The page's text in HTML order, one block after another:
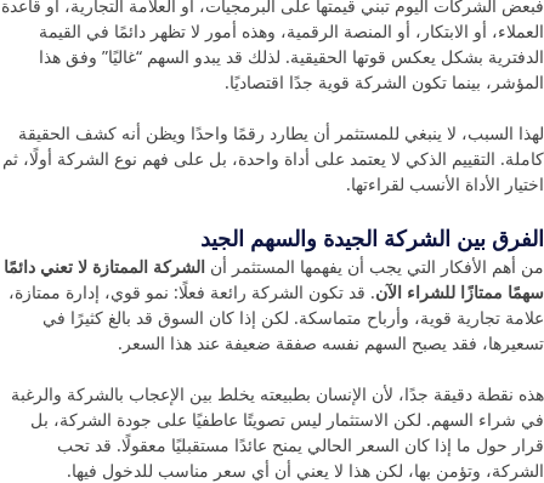
فبعض الشركات اليوم تبني قيمتها على البرمجيات، أو العلامة التجارية، أو قاعدة
العملاء، أو الابتكار، أو المنصة الرقمية، وهذه أمور لا تظهر دائمًا في القيمة
الدفترية بشكل يعكس قوتها الحقيقية. لذلك قد يبدو السهم “غاليًا” وفق هذا
المؤشر، بينما تكون الشركة قوية جدًا اقتصاديًا.
لهذا السبب، لا ينبغي للمستثمر أن يطارد رقمًا واحدًا ويظن أنه كشف الحقيقة
كاملة. التقييم الذكي لا يعتمد على أداة واحدة، بل على فهم نوع الشركة أولًا، ثم
اختيار الأداة الأنسب لقراءتها.
الفرق بين الشركة الجيدة والسهم الجيد
من أهم الأفكار التي يجب أن يفهمها المستثمر أن الشركة الممتازة لا تعني دائمًا
سهمًا ممتازًا للشراء الآن. قد تكون الشركة رائعة فعلًا: نمو قوي، إدارة ممتازة،
علامة تجارية قوية، وأرباح متماسكة. لكن إذا كان السوق قد بالغ كثيرًا في
تسعيرها، فقد يصبح السهم نفسه صفقة ضعيفة عند هذا السعر.
هذه نقطة دقيقة جدًا، لأن الإنسان بطبيعته يخلط بين الإعجاب بالشركة والرغبة
في شراء السهم. لكن الاستثمار ليس تصويتًا عاطفيًا على جودة الشركة، بل
قرار حول ما إذا كان السعر الحالي يمنح عائدًا مستقبليًا معقولًا. قد تحب
الشركة، وتؤمن بها، لكن هذا لا يعني أن أي سعر مناسب للدخول فيها.